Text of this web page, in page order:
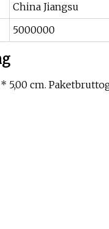
China Jiangsu
5000000
5,00 cm.